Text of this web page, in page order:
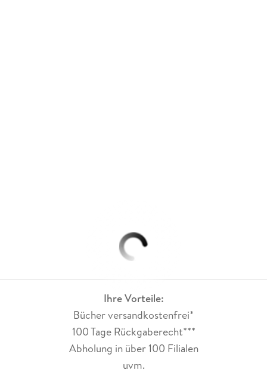
Ihre Vorteile:
Bücher versandkostenfrei*
100 Tage Rückgaberecht***
Abholung in über 100 Filialen
uvm.